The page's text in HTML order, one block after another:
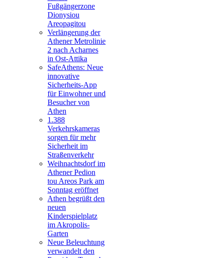
Fußgängerzone
Dionysiou
Areopagitou
Verlängerung der
Athener Metrolinie
2 nach Acharnes
in Ost-Attika
SafeAthens: Neue
innovative
Sicherheits-App
für Einwohner und
Besucher von
Athen
1.388
Verkehrskameras
sorgen für mehr
Sicherheit im
Straßenverkehr
Weihnachtsdorf im
Athener Pedion
tou Areos Park am
Sonntag eröffnet
Athen begrüßt den
neuen
Kinderspielplatz
im Akropolis-
Garten
Neue Beleuchtung
verwandelt den